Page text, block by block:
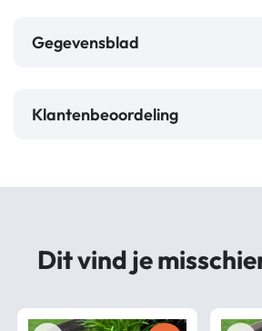
Gegevensblad
Klantenbeoordeling
Dit vind je